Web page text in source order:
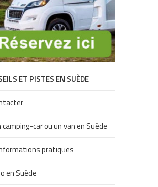
ET PISTES EN SUÈDE
camping-car ou un van en Suède
pratiques
en Suède